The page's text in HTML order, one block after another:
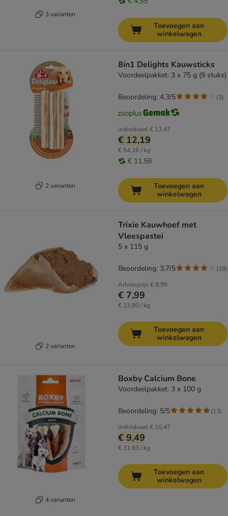
3 varianten
Toevoegen aan
winkelwagen
2 varianten
8in1 Delights Kauwsticks
Voordeelpakket: 3 x 75 g (9 stuks)
individueel€ 13,47
€ 12,19
€ 54,18 / kg
€ 11,58
Beoordeling: 4.3/5 (3)
Toevoegen aan
winkelwagen
2 varianten
Trixie Kauwhoef met
Vleespastei
5 x 115 g
Adviesprijs € 8,95
€ 7,99
€ 13,90 / kg
Beoordeling: 3.7/5 (28)
Toevoegen aan
winkelwagen
4 varianten
Boxby Calcium Bone
Voordeelpakket: 3 x 100 g
individueel€ 10,47
€ 9,49
€ 31,63 / kg
Beoordeling: 5/5 (13)
Toevoegen aan
winkelwagen